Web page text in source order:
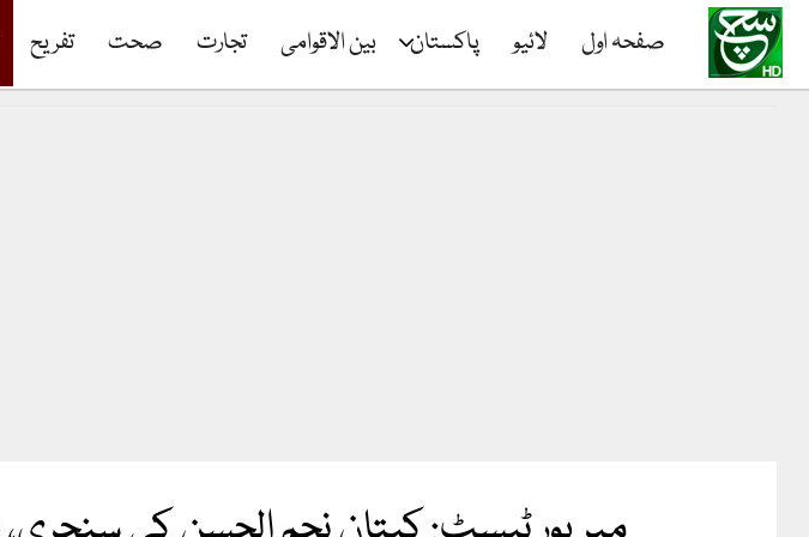
صفحہ اول لائیو پاکستان بین الاقوامی تجارت صحت تفریح